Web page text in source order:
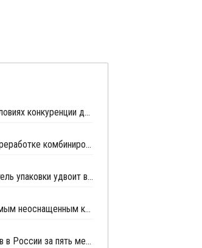
СПП заявил о неравных условиях конкуренции для импортеров полимерной упаковки в рамках российского РОП
Комплекс по вторичной переработке комбинированной упаковки запущен в Челябинске
Подмосковный производитель упаковки удвоит выпуск воздушно-пузырчатой пленки до 30 млн кв. метров в год
Центр Казани оказался самым неоснащенным контейнерами раздельного сбора отходов
Выпуск базовых полимеров в России за пять месяцев вырос на 3,8%